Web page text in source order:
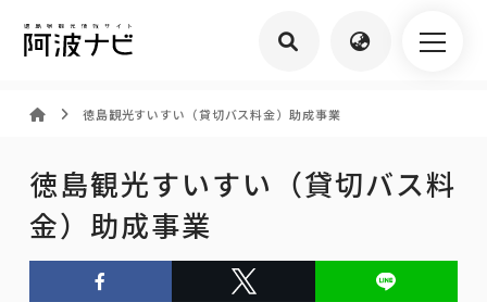
徳島観光すいすい（貸切バス料金）助成事業
徳島観光すいすい（貸切バス料
金）助成事業